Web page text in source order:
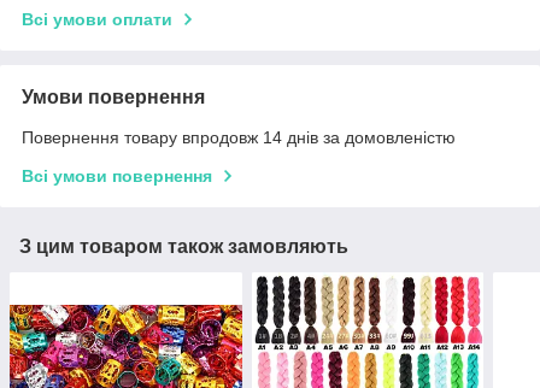
Всі умови оплати
Умови повернення
Повернення товару впродовж 14 днів за домовленістю
Всі умови повернення
З цим товаром також замовляють